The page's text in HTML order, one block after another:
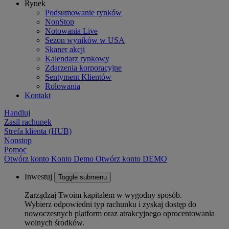
Rynek
Podsumowanie rynków
NonStop
Notowania Live
Sezon wyników w USA
Skaner akcji
Kalendarz rynkowy
Zdarzenia korporacyjne
Sentyment Klientów
Rolowania
Kontakt
Handluj
Zasil rachunek
Strefa klienta (HUB)
Nonstop
Pomoc
Otwórz konto Konto Demo Otwórz konto DEMO
Inwestuj Toggle submenu
Zarządzaj Twoim kapitałem w wygodny sposób.
Wybierz odpowiedni typ rachunku i zyskaj dostęp do
nowoczesnych platform oraz atrakcyjnego oprocentowania
wolnych środków.